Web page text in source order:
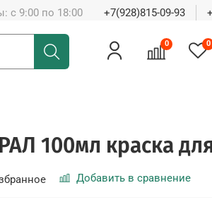
с 9:00 по 18:00 +7(928)815-09-93
0 0
100мл краска
Добавить в сравнение